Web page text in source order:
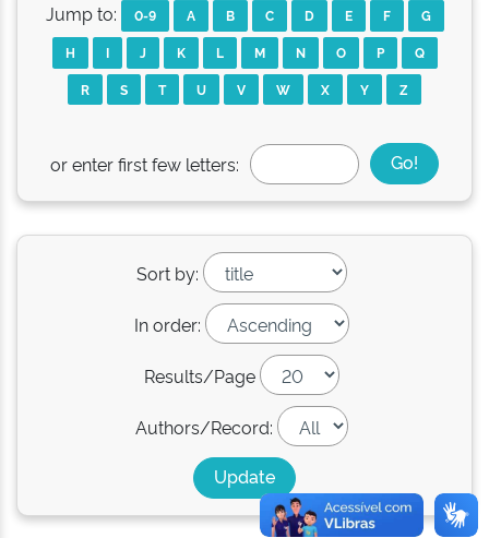
Jump to: 0-9 A B C D E F
G
H
I J K L M N O P
Q
R
S T U V W X Y Z
or enter first few letters:
Sort by:
In order:
Results/Page
Authors/Record: